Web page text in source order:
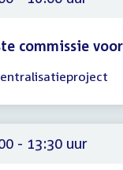
commissie
- 13:30 uur